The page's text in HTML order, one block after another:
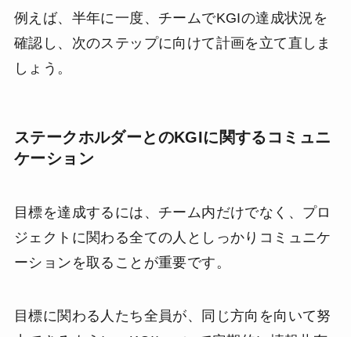
例えば、半年に一度、チームでKGIの達成状況を
確認し、次のステップに向けて計画を立て直しま
しょう。
ステークホルダーとのKGIに関するコミュニ
ケーション
目標を達成するには、チーム内だけでなく、プロ
ジェクトに関わる全ての人としっかりコミュニケ
ーションを取ることが重要です。
目標に関わる人たち全員が、同じ方向を向いて努